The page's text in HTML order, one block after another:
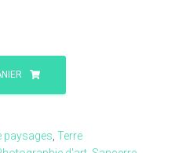
paysages Terre